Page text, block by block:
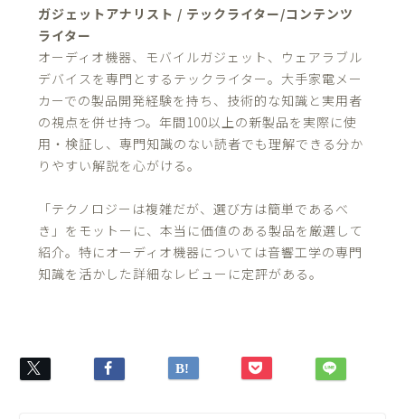
ガジェットアナリスト / テックライター/コンテンツ
ライター
オーディオ機器、モバイルガジェット、ウェアラブル
デバイスを専門とするテックライター。大手家電メー
カーでの製品開発経験を持ち、技術的な知識と実用者
の視点を併せ持つ。年間100以上の新製品を実際に使
用・検証し、専門知識のない読者でも理解できる分か
りやすい解説を心がける。
「テクノロジーは複雑だが、選び方は簡単であるべ
き」をモットーに、本当に価値のある製品を厳選して
紹介。特にオーディオ機器については音響工学の専門
知識を活かした詳細なレビューに定評がある。